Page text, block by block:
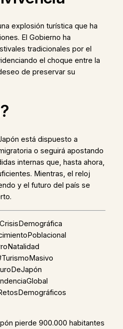
explosión turística que ha
El Gobierno ha
tradicionales por el
el choque entre la
de preservar su
está dispuesto a
o seguirá apostando
internas que, hasta ahora,
Mientras, el reloj
y el futuro del país se
pierde 900.000 habitantes